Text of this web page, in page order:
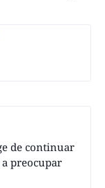
de continuar
preocupar